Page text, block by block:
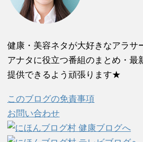
健康・美容ネタが大好きなアラサ
アナタに役立つ番組のまとめ・最
提供できるよう頑張ります★
このブログの免責事項
お問い合わせ